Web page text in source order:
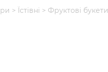
> Їстівні > Фруктові букети